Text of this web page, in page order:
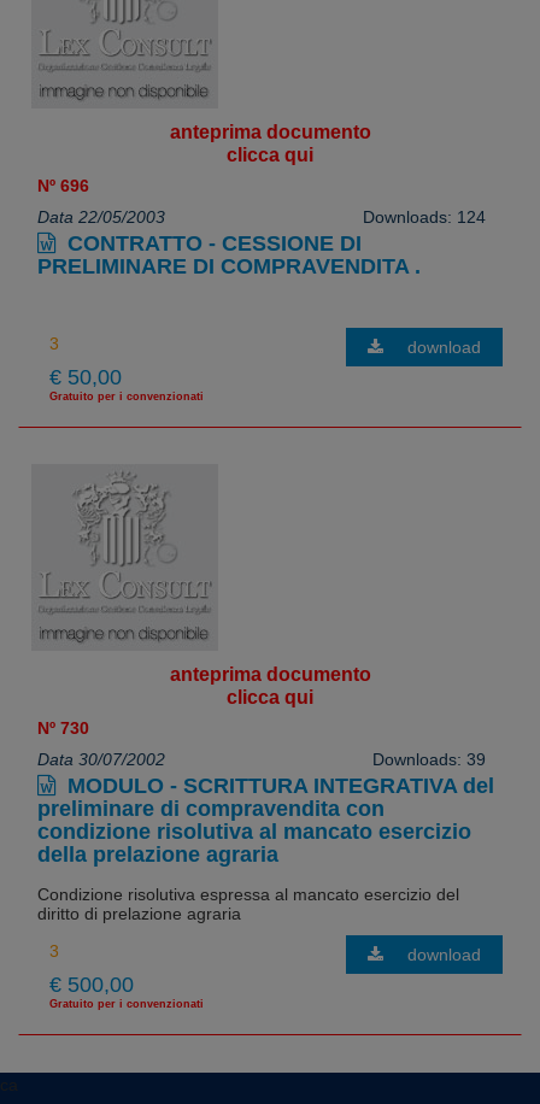
anteprima documento
clicca qui
Nº 696
Data 22/05/2003
Downloads: 124
CONTRATTO - CESSIONE DI
PRELIMINARE DI COMPRAVENDITA .
€ 50,00
Gratuito per i convenzionati
download
anteprima documento
clicca qui
Nº 730
Data 30/07/2002
Downloads: 39
MODULO - SCRITTURA INTEGRATIVA del
preliminare di compravendita con
condizione risolutiva al mancato esercizio
della prelazione agraria
Condizione risolutiva espressa al mancato esercizio del
diritto di prelazione agraria
€ 500,00
Gratuito per i convenzionati
download